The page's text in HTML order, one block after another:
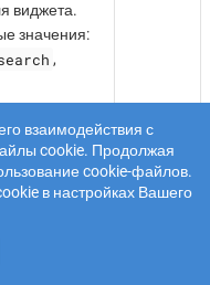
виджета.
значения:
,
быть
если
строка
взаимодействия с
cookie. Продолжая
cookie-файлов.
в настройках Вашего